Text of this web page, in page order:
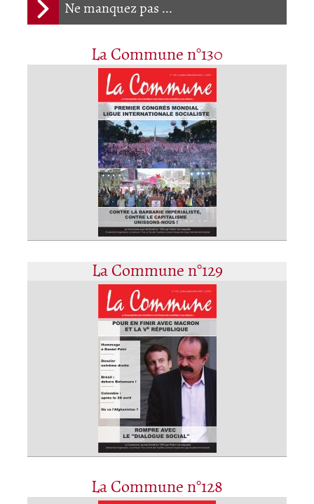
Ne manquez pas ...
La Commune n°130
La Commune n°129
La Commune n°128